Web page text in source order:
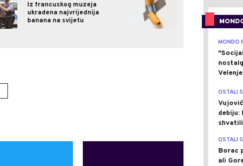
Iz francuskog muzeja
ukradena najvrijednija
banana na svijetu
MONDO
OSTALI
debiju:
OSTALI
Borac
ali